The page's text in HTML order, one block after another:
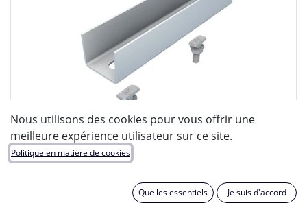
Nous utilisons des cookies pour vous offrir une
meilleure expérience utilisateur sur ce site.
Politique en matière de cookies
Que les essentiels Je suis d'accord